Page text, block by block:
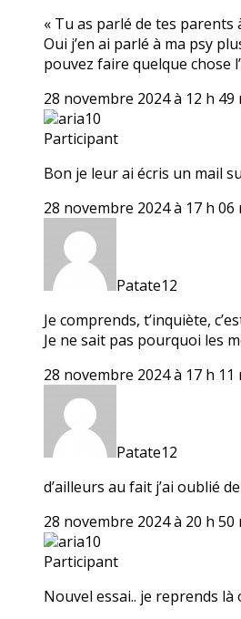
« Tu as parlé de tes parents
Oui j’en ai parlé à ma psy
pouvez faire quelque chose
28 novembre 2024 à 12 h 49
aria10
Participant
Bon je leur ai écris un mail
28 novembre 2024 à 17 h 06
Patate12
Je comprends, t’inquiète,
Je ne sait pas pourquoi les
28 novembre 2024 à 17 h 11
Patate12
d’ailleurs au fait j’ai oublié
28 novembre 2024 à 20 h 50
aria10
Participant
Nouvel essai.. je reprends là